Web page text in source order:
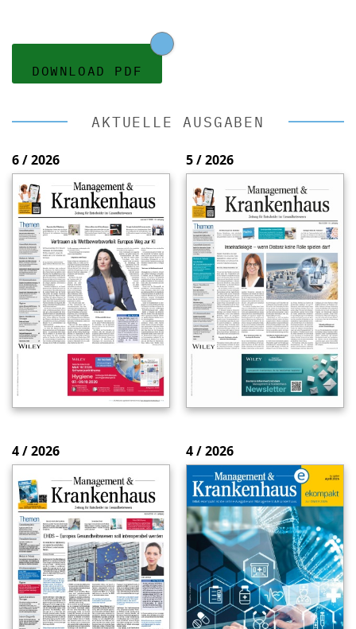
DOWNLOAD PDF
AKTUELLE AUSGABEN
6 / 2026 5 / 2026
4 / 2026 4 / 2026